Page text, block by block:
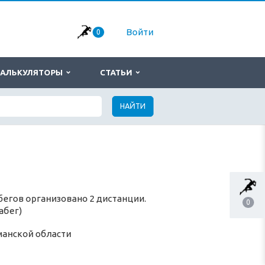
0
0 Войти
СТАТЬИ
НАЙТИ
организовано 2 дистанции.
области